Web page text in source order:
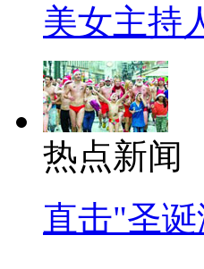
美女主持
热点新闻
直击"圣